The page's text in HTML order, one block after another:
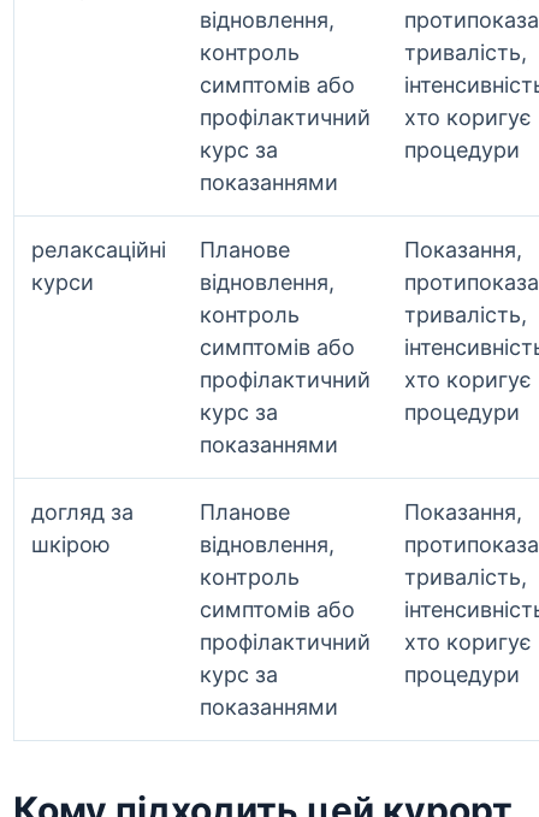
відновлення,
контроль
симптомів або
профілактичний
курс за
показаннями
тривалість,
хто коригує
процедури
релаксаційні
курси
Планове
відновлення,
контроль
симптомів або
профілактичний
курс за
показаннями
Показання,
тривалість,
хто коригує
процедури
догляд за
шкірою
Планове
відновлення,
контроль
симптомів або
профілактичний
курс за
показаннями
Показання,
тривалість,
хто коригує
процедури